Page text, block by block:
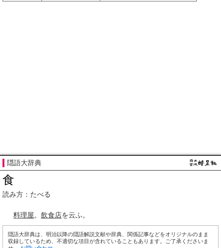
隠語大辞典
食
読み方：たべる
料理屋。 飲食店を云ふ。
隠語大辞典は、明治以降の隠語解説文献や辞典、関係記事などをオリジナルのまま
収録しているため、不適切な項目が含れていることもあります。ご了承くださいま